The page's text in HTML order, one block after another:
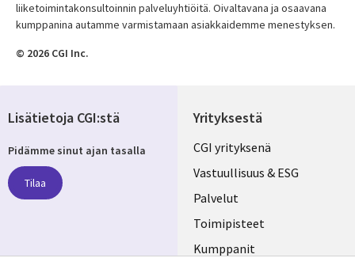
liiketoimintakonsultoinnin palveluyhtiöitä. Oivaltavana ja osaavana
kumppanina autamme varmistamaan asiakkaidemme menestyksen.
© 2026 CGI Inc.
Yrityksestä
Useful
links
FINLAND
CGI yrityksenä
Vastuullisuus & ESG
Palvelut
Toimipisteet
Kumppanit
Lisätietoja CGI:stä
Pidämme sinut ajan tasalla
Tilaa